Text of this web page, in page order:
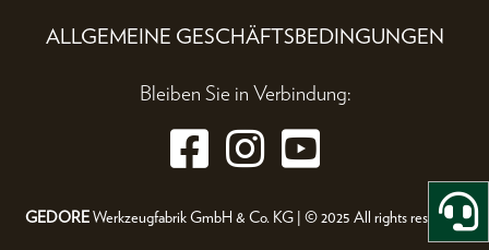
ALLGEMEINE GESCHÄFTSBEDINGUNGEN
Bleiben Sie in Verbindung:
GEDOREWerkzeugfabrik GmbH & Co. KG | © 2025 All rights reserved.